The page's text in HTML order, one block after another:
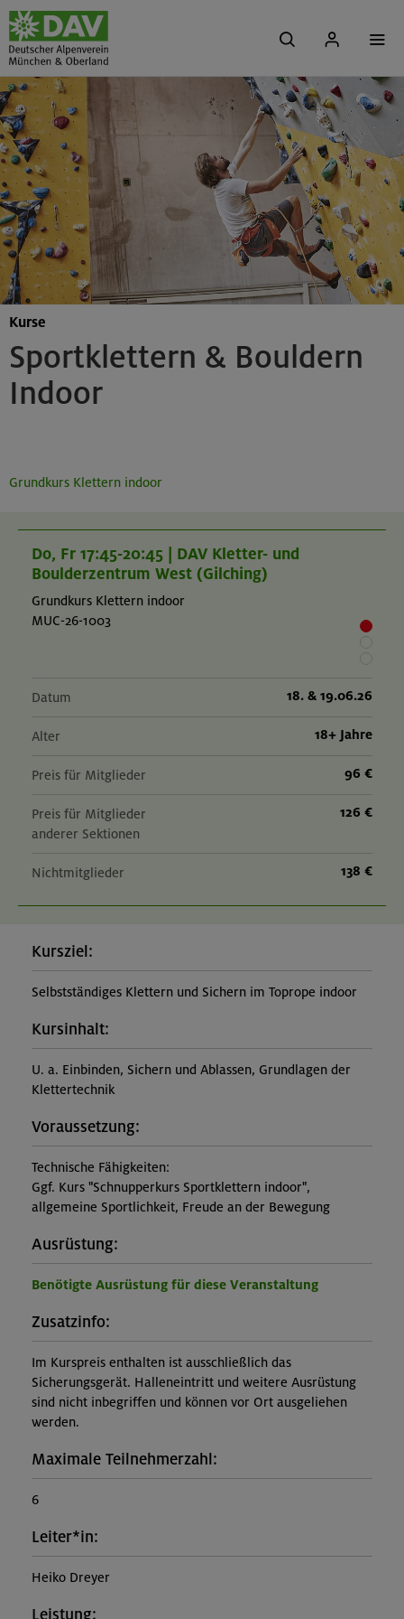
Sportklettern & Bouldern
Indoor
Kurse
Grundkurs Klettern indoor
Do, Fr 17:45-20:45 | DAV Kletter- und
Boulderzentrum West (Gilching)
Grundkurs Klettern indoor
MUC-26-1003
Datum 18. & 19.06.26
Alter 18+ Jahre
Preis für Mitglieder 96 €
Preis für Mitglieder
anderer Sektionen
126 €
Nichtmitglieder 138 €
Kursziel:
Selbstständiges Klettern und Sichern im Toprope indoor
Kursinhalt:
U. a. Einbinden, Sichern und Ablassen, Grundlagen der
Klettertechnik
Voraussetzung:
Technische Fähigkeiten:
Ggf. Kurs "Schnupperkurs Sportklettern indoor",
allgemeine Sportlichkeit, Freude an der Bewegung
Ausrüstung:
Benötigte Ausrüstung für diese Veranstaltung
Zusatzinfo:
Im Kurspreis enthalten ist ausschließlich das
Sicherungsgerät. Halleneintritt und weitere Ausrüstung
sind nicht inbegriffen und können vor Ort ausgeliehen
werden.
Maximale Teilnehmerzahl:
6
Leiter*in:
Heiko Dreyer